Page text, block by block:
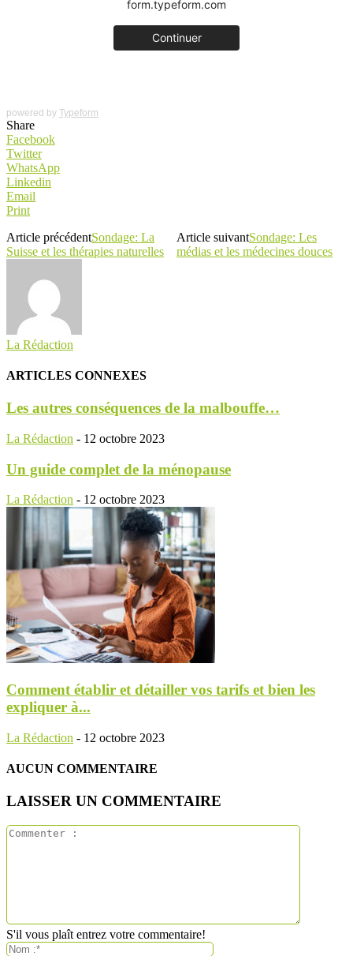
powered by Typeform
Share
Facebook
Twitter
WhatsApp
Linkedin
Email
Print
Article précédentSondage: La
Suisse et les thérapies naturelles
Article suivantSondage: Les
médias et les médecines douces
La Rédaction
ARTICLES CONNEXES
Les autres conséquences de la malbouffe…
La Rédaction - 12 octobre 2023
Un guide complet de la ménopause
La Rédaction - 12 octobre 2023
Comment établir et détailler vos tarifs et bien les
expliquer à...
La Rédaction - 12 octobre 2023
AUCUN COMMENTAIRE
LAISSER UN COMMENTAIRE
S'il vous plaît entrez votre commentaire!